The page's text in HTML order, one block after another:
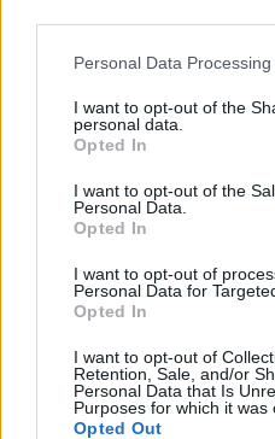
This information may also be
disclose it to other third
Please note that this website/
services and may gather and
not limited to your visit or
grant or deny consent to
consent section.
Personal Data
I want to opt-out of the
personal data.
Opted In
I want to opt-out of the
Personal Data.
Opted In
I want to opt-out of
Personal Data for
Opted In
I want to opt-out of
Retention, Sale, and/or
Personal Data that Is
Purposes for which it was
Opted Out